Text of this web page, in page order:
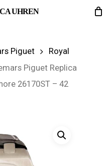
UHREN
Piguet
Royal
Piguet Replica
26170ST – 42